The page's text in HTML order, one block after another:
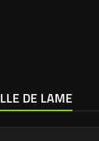
DE LAME